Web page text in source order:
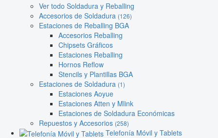
Ver todo Soldadura y Reballing
Accesorios de Soldadura (126)
Estaciones de Reballing BGA
Accesorios Reballing
Chipsets Gráficos
Estaciones Reballing
Hornos Reflow
Stencils y Plantillas BGA
Estaciones de Soldadura (1)
Estaciones Aoyue
Estaciones Atten y Mlink
Estaciones de Soldadura Económicas
Repuestos y Accesorios (258)
Telefonía Móvil y Tablets